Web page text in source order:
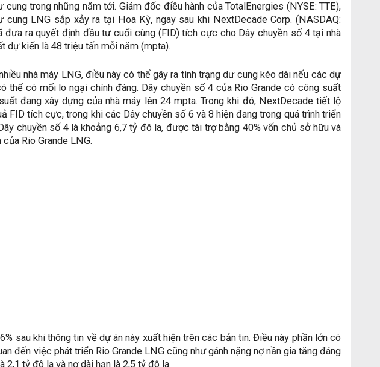
trong những năm tới. Giám đốc điều hành của TotalEnergies (NYSE: TTE),
cung LNG sắp xảy ra tại Hoa Kỳ, ngay sau khi NextDecade Corp. (NASDAQ:
ra quyết định đầu tư cuối cùng (FID) tích cực cho Dây chuyền số 4 tại nhà
dự kiến ​​là 48 triệu tấn mỗi năm (mpta).
nhà máy LNG, điều này có thể gây ra tình trạng dư cung kéo dài nếu các dự
thể có mối lo ngại chính đáng. Dây chuyền số 4 của Rio Grande có công suất
đang xây dựng của nhà máy lên 24 mpta. Trong khi đó, NextDecade tiết lộ
FID tích cực, trong khi các Dây chuyền số 6 và 8 hiện đang trong quá trình triển
chuyền số 4 là khoảng 6,7 tỷ đô la, được tài trợ bằng 40% vốn chủ sở hữu và
Rio Grande LNG.
sau khi thông tin về dự án này xuất hiện trên các bản tin. Điều này phần lớn có
đến việc phát triển Rio Grande LNG cũng như gánh nặng nợ nần gia tăng đáng
tỷ đô la và nợ dài hạn là 2,5 tỷ đô la.